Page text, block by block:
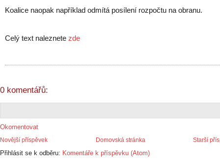
Koalice naopak například odmítá posílení rozpočtu na obranu.
Celý text naleznete zde
0 komentářů:
Okomentovat
Novější příspěvek Starší
Domovská stránka
Přihlásit se k odběru: Komentáře k příspěvku (Atom)